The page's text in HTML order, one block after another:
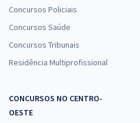
Concursos Policiais
Concursos Saúde
Concursos Tribunais
Residência Multiprofissional
CONCURSOS NO CENTRO-
OESTE